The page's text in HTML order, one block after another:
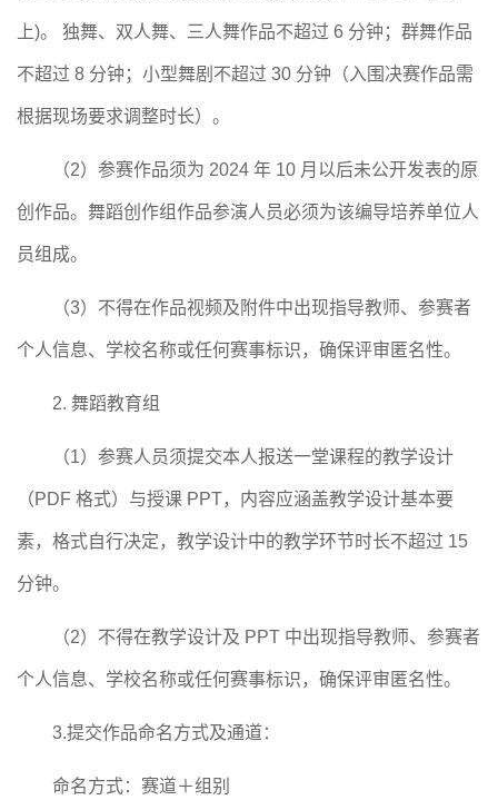
上)。 独舞、双人舞、三人舞作品不超过 6 分钟；群舞作品
不超过 8 分钟；小型舞剧不超过 30 分钟（入围决赛作品需
根据现场要求调整时长）。
（2）参赛作品须为 2024 年 10 月以后未公开发表的原
创作品。舞蹈创作组作品参演人员必须为该编导培养单位人
员组成。
（3）不得在作品视频及附件中出现指导教师、参赛者
个人信息、学校名称或任何赛事标识，确保评审匿名性。
2. 舞蹈教育组
（1）参赛人员须提交本人报送一堂课程的教学设计
（PDF 格式）与授课 PPT，内容应涵盖教学设计基本要
素，格式自行决定，教学设计中的教学环节时长不超过 15
分钟。
（2）不得在教学设计及 PPT 中出现指导教师、参赛者
个人信息、学校名称或任何赛事标识，确保评审匿名性。
3.提交作品命名方式及通道：
命名方式：赛道＋组别